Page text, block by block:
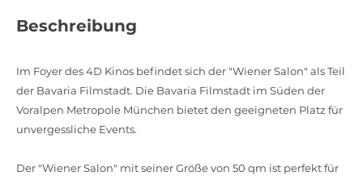
Beschreibung
Im Foyer des 4D Kinos befindet sich der "Wiener Salon" als Teil
der Bavaria Filmstadt. Die Bavaria Filmstadt im Süden der
Voralpen Metropole München bietet den geeigneten Platz für
unvergessliche Events.
Der "Wiener Salon" mit seiner Größe von 50 qm ist perfekt für